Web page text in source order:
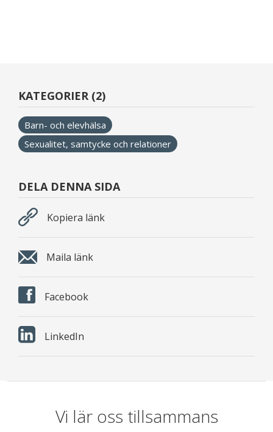
KATEGORIER (2)
Barn- och elevhälsa
Sexualitet, samtycke och relationer
DELA DENNA SIDA
Kopiera länk
Maila länk
Facebook
LinkedIn
Vi lär oss tillsammans